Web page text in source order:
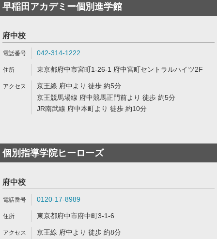
早稲田アカデミー個別進学館
府中校
042-314-1222
東京都府中市宮町1-26-1 府中宮町セントラルハイツ2F
京王線 府中より 徒歩 約5分
京王競馬場線 府中競馬正門前より 徒歩 約5分
JR南武線 府中本町より 徒歩 約10分
個別指導学院ヒーローズ
府中校
0120-17-8989
東京都府中市府中町3-1-6
京王線 府中より 徒歩 約8分